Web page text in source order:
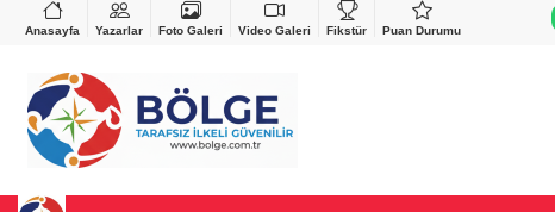
Anasayfa Yazarlar Foto Galeri Video Galeri Fikstür Puan Durumu
%0,37
VND
0,0018
%0,08
GAU/TRY
6.560,66%0,99